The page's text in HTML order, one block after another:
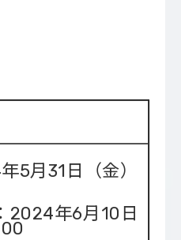
5月31日（金）
2024年6月10日